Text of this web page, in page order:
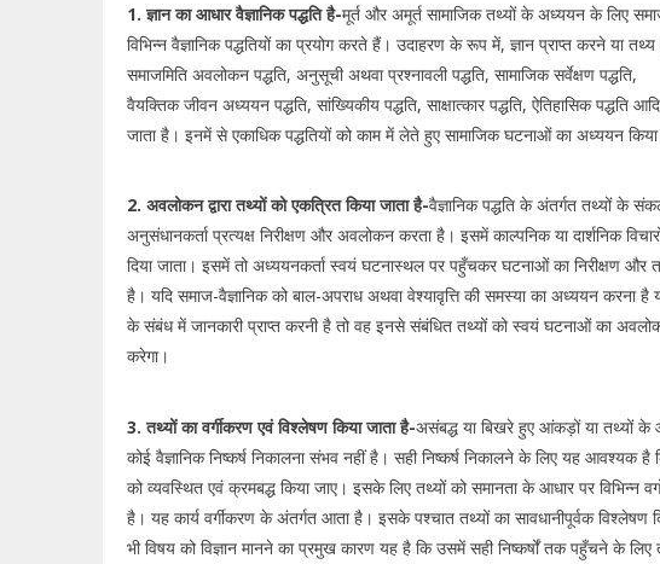
1. ज्ञान का आधार वैज्ञानिक पद्धति है-मूर्त और अमूर्त सामाजिक तथ्यों के अध्ययन के लिए
विभिन्न वैज्ञानिक पद्धतियों का प्रयोग करते हैं। उदाहरण के रूप में, ज्ञान प्राप्त करने या
समाजमिति अवलोकन पद्धति, अनुसूची अथवा प्रश्नावली पद्धति, सामाजिक सर्वेक्षण पद्धति,
वैयक्तिक जीवन अध्ययन पद्धति, सांख्यिकीय पद्धति, साक्षात्कार पद्धति, ऐतिहासिक पद्धति
जाता है। इनमें से एकाधिक पद्धतियों को काम में लेते हुए सामाजिक घटनाओं का अध्ययन किया
2. अवलोकन द्वारा तथ्यों को एकत्रित किया जाता है-वैज्ञानिक पद्धति के अंतर्गत तथ्यों के
अनुसंधानकर्ता प्रत्यक्ष निरीक्षण और अवलोकन करता है। इसमें काल्पनिक या दार्शनिक
दिया जाता। इसमें तो अध्ययनकर्ता स्वयं घटनास्थल पर पहुँचकर घटनाओं का निरीक्षण और
है। यदि समाज-वैज्ञानिक को बाल-अपराध अथवा वेश्यावृत्ति की समस्या का अध्ययन करना है
के संबंध में जानकारी प्राप्त करनी है तो वह इनसे संबंधित तथ्यों को स्वयं घटनाओं का
करेगा।
3. तथ्यों का वर्गीकरण एवं विश्लेषण किया जाता है-असंबद्ध या बिखरे हुए आंकड़ों या तथ्यों के
कोई वैज्ञानिक निष्कर्ष निकालना संभव नहीं है। सही निष्कर्ष निकालने के लिए यह आवश्यक है
को व्यवस्थित एवं क्रमबद्ध किया जाए। इसके लिए तथ्यों को समानता के आधार पर विभिन्न
है। यह कार्य वर्गीकरण के अंतर्गत आता है। इसके पश्चात तथ्यों का सावधानीपूर्वक विश्लेषण
भी विषय को विज्ञान मानने का प्रमुख कारण यह है कि उसमें सही निष्कर्षों तक पहुँचने के लिए